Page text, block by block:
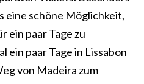
eine schöne Möglichkeit,
ein paar Tage zu
ein paar Tage in Lissabon
von Madeira zum